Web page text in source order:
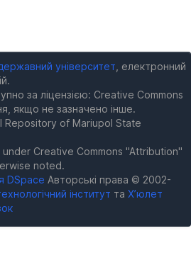
університет , електронний
за ліцензією: Creative Commons
якщо не зазначено інше.
Repository of Mariupol State
Creative Commons "Attribution"
noted.
DSpace Авторські права © 2002-
інститут та Х’юлет